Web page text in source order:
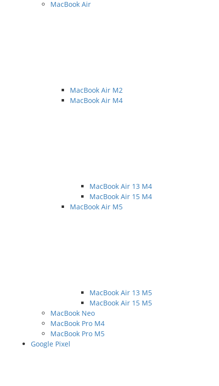
MacBook Air
MacBook Air M2
MacBook Air M4
MacBook Air 13 M4
MacBook Air 15 M4
MacBook Air M5
MacBook Air 13 M5
MacBook Air 15 M5
MacBook Neo
MacBook Pro M4
MacBook Pro M5
Google Pixel